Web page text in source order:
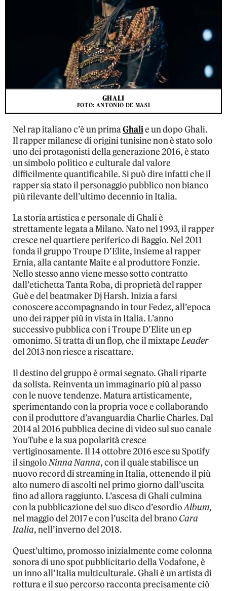
GHALI
FOTO: ANTONIO DE MASI
Nel rap italiano c’è un primaGhalie un dopo Ghali.
Il rapper milanese di origini tunisine non è stato solo
uno dei protagonisti della generazione 2016, è stato
un simbolo politico e culturale dal valore
difficilmente quantificabile. Si può dire infatti che il
rapper sia stato il personaggio pubblico non bianco
più rilevante dell’ultimo decennio in Italia.
La storia artistica e personale di Ghali è
strettamente legata a Milano. Nato nel 1993, il rapper
cresce nel quartiere periferico di Baggio. Nel 2011
fonda il gruppo Troupe D’Elite, insieme al rapper
Ernia, alla cantante Maite e al produttore Fonzie.
Nello stesso anno viene messo sotto contratto
dall’etichetta Tanta Roba, di proprietà del rapper
Guè e del beatmaker Dj Harsh. Inizia a farsi
conoscere accompagnando in tour Fedez, all’epoca
uno dei rapper più in vista in Italia. L’anno
successivo pubblica con i Troupe D’Elite un ep
omonimo. Si tratta di un flop, che il mixtapeLeader
del 2013 non riesce a riscattare.
Il destino del gruppo è ormai segnato. Ghali riparte
da solista. Reinventa un immaginario più al passo
con le nuove tendenze. Matura artisticamente,
sperimentando con la propria voce e collaborando
con il produttore d’avanguardia Charlie Charles. Dal
2014 al 2016 pubblica decine di video sul suo canale
YouTube e la sua popolarità cresce
vertiginosamente. Il 14 ottobre 2016 esce su Spotify
il singoloNinna Nanna, con il quale stabilisce un
nuovo record di streaming in Italia, ottenendo il più
alto numero di ascolti nel primo giorno dall’uscita
fino ad allora raggiunto. L’ascesa di Ghali culmina
con la pubblicazione del suo disco d’esordioAlbum,
nel maggio del 2017 e con l’uscita del brano Cara
Italia, nell’inverno del 2018.
Quest’ultimo, promosso inizialmente come colonna
sonora di uno spot pubblicitario della Vodafone, è
un inno all’Italia multiculturale. Ghali è un artista di
rottura e il suo percorso racconta precisamente ciò